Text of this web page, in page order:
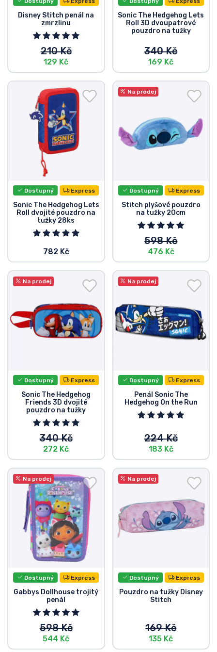
Disney Stitch penál na
zmrzlinu
210 Kč
129 Kč
Sonic The Hedgehog Lets
Roll 3D dvoupatrové
pouzdro na tužky
340 Kč
169 Kč
Dostupný Express
Sonic The Hedgehog Lets
Roll dvojité pouzdro na
tužky 28ks
782 Kč
Na prodej
Dostupný Express
Stitch plyšové pouzdro
na tužky 20cm
598 Kč
476 Kč
Na prodej
Dostupný Express
Sonic The Hedgehog
Friends 3D dvojité
pouzdro na tužky
340 Kč
272 Kč
Na prodej
Dostupný Express
Penál Sonic The
Hedgehog On the Run
224 Kč
183 Kč
Na prodej
Dostupný Express
Gabbys Dollhouse trojitý
penál
598 Kč
544 Kč
Na prodej
Dostupný Express
Pouzdro na tužky Disney
Stitch
169 Kč
135 Kč
Typy produktů
Značky